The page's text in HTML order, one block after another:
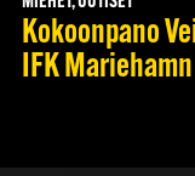
Kokoonpano
IFK